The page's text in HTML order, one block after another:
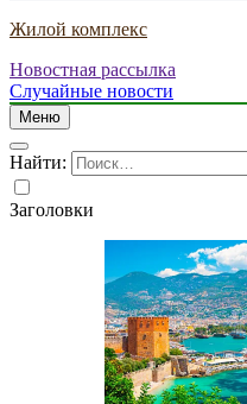
Жилой комплекс
Новостная рассылка
Случайные новости
Меню
Найти:
Заголовки